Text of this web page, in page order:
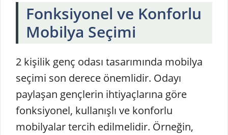
Fonksiyonel ve Konforlu
Mobilya Seçimi
2 kişilik genç odası tasarımında mobilya
seçimi son derece önemlidir. Odayı
paylaşan gençlerin ihtiyaçlarına göre
fonksiyonel, kullanışlı ve konforlu
mobilyalar tercih edilmelidir. Örneğin,